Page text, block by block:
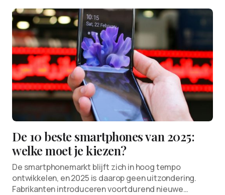
De 10 beste smartphones van 2025:
welke moet je kiezen?
De smartphonemarkt blijft zich in hoog tempo
ontwikkelen, en 2025 is daarop geen uitzondering.
Fabrikanten introduceren voortdurend nieuwe…